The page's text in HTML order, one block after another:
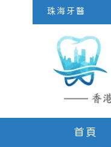
珠海牙醫
首頁